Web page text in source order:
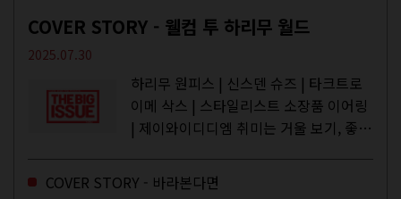
COVER STORY - 웰컴 투 하리무 월드
2025.07.30
하리무 원피스 | 신스덴 슈즈 | 타크트로
이메 삭스 | 스타일리스트 소장품 이어링
| 제이와이디디엠 취미는 거울 보기, 좋아
주와...
COVER STORY - 바라본다면